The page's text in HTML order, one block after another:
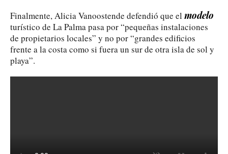
Finalmente, Alicia Vanoostende defendió que el modelo
turístico de La Palma pasa por “pequeñas instalaciones
de propietarios locales” y no por “grandes edificios
frente a la costa como si fuera un sur de otra isla de sol y
playa”.